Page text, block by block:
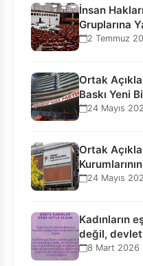
İnsan
Gruplarına
2 Temmuz
Ortak
Baskı Yeni
Seçilmiş…
24 Mayıs
Ortak
24 Mayıs
Kadınların
değil,
8 Mart 2026